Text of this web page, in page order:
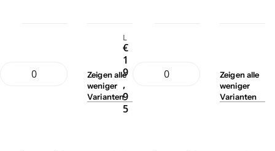
Zeigenalle
weniger
Varianten
L
€
1
9
,
9
5
Zeigenalle
weniger
Varianten